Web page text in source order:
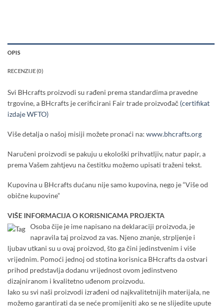
OPIS
RECENZIJE (0)
Svi BHcrafts proizvodi su rađeni prema standardima pravedne
trgovine, a BHcrafts je cerificirani Fair trade proizvođač (certifikat
izdaje WFTO)
Više detalja o našoj misiji možete pronaći na: www.bhcrafts.org
Naručeni proizvodi se pakuju u ekološki prihvatljiv, natur papir, a
prema Vašem zahtjevu na čestitku možemo upisati traženi tekst.
Kupovina u BHcrafts dućanu nije samo kupovina, nego je “Više od
obične kupovine”
VIŠE INFORMACIJA O KORISNICAMA PROJEKTA
Osoba čije je ime napisano na deklaraciji proizvoda, je
napravila taj proizvod za vas. Njeno znanje, strpljenje i
ljubav utkani su u ovaj proizvod, što ga čini jedinstvenim i više
vrijednim. Pomoći jednoj od stotina korisnica BHcrafts da ostvari
prihod predstavlja dodanu vrijednost ovom jedinstveno
dizajniranom i kvalitetno uđenom proizvodu.
Iako su svi naši proizvodi izrađeni od najkvalitetnijih materijala, ne
možemo garantirati da se neće promijeniti ako se ne slijedite upute